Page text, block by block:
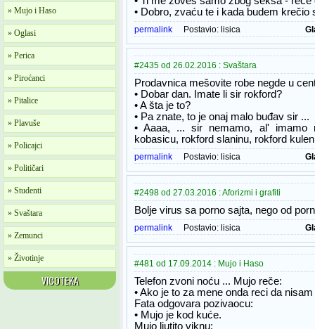
» Mujo i Haso
» Oglasi
» Perica
» Piroćanci
» Pitalice
» Plavuše
» Policajci
» Političari
» Studenti
» Svaštara
» Zemunci
» Životinje
VICOTEKA
• Dobro, zvaću te i kada budem krečio
permalink Postavio: lisica
#2435 od 26.02.2016 : Svaštara
Prodavnica mešovite robe negde u
• Dobar dan. Imate li sir rokford?
• A šta je to?
• Pa znate, to je onaj malo buđav sir ...
• Aaaa, ... sir nemamo, al' imamo
kobasicu, rokford slaninu, rokford
permalink Postavio: lisica
#2498 od 27.03.2016 : Aforizmi i grafiti
Bolje virus sa porno sajta, nego od
permalink Postavio: lisica
#481 od 17.09.2014 : Mujo i Haso
Telefon zvoni noću ... Mujo reče:
• Ako je to za mene onda reci da
Fata odgovara pozivaocu:
• Mujo je kod kuće.
Mujo ljutito viknu: